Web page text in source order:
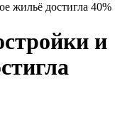
жильё достигла 40%
и